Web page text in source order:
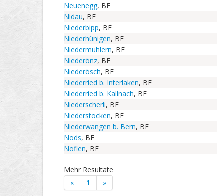
Neuenegg, BE
Nidau, BE
Niederbipp, BE
Niederhünigen, BE
Niedermuhlern, BE
Niederönz, BE
Niederösch, BE
Niederried b. Interlaken, BE
Niederried b. Kallnach, BE
Niederscherli, BE
Niederstocken, BE
Niederwangen b. Bern, BE
Nods, BE
Noflen, BE
Mehr Resultate
«
1 »